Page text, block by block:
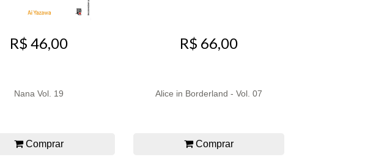
R$ 46,00
Nana Vol. 19
Comprar
R$ 66,00
Alice in Borderland - Vol. 07
Comprar